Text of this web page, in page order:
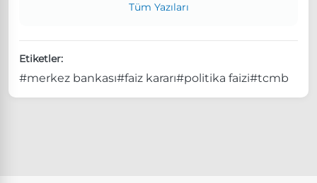
Tüm Yazıları
Etiketler:
#merkez bankası#faiz kararı#politika faizi#tcmb